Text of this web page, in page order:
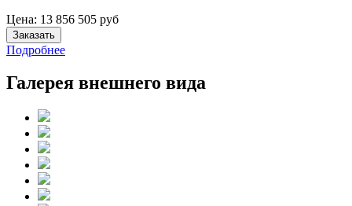
Цена: 13 856 505 руб
Заказать
Подробнее
Галерея внешнего вида